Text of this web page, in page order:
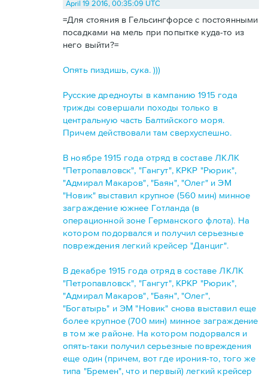
April 19 2016, 00:35:09 UTC
=Для стояния в Гельсингфорсе с постоянными
посадками на мель при попытке куда-то из
него выйти?=
Опять пиздишь, сука. )))
Русские дредноуты в кампанию 1915 года
трижды совершали походы только в
центральную часть Балтийского моря.
Причем действовали там сверхуспешно.
В ноябре 1915 года отряд в составе ЛКЛК
"Петропавловск", "Гангут", КРКР "Рюрик",
"Адмирал Макаров", "Баян", "Олег" и ЭМ
"Новик" выставил крупное (560 мин) минное
заграждение южнее Готланда (в
операционной зоне Германского флота). На
котором подорвался и получил серьезные
повреждения легкий крейсер "Данциг".
В декабре 1915 года отряд в составе ЛКЛК
"Петропавловск", "Гангут", КРКР "Рюрик",
"Адмирал Макаров", "Баян", "Олег",
"Богатырь" и ЭМ "Новик" снова выставил еще
более крупное (700 мин) минное заграждение
в том же районе. На котором подорвался и
опять-таки получил серьезные повреждения
еще один (причем, вот где ирония-то, того же
типа "Бремен", что и первый) легкий крейсер